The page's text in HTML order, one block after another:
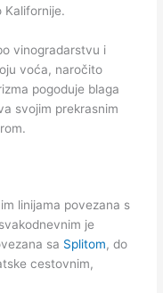
Kalifornije.
vinogradarstvu i
voća, naročito
pogoduje blaga
svojim prekrasnim
linijama povezana s
je
sa Splitom, do
cestovnim,